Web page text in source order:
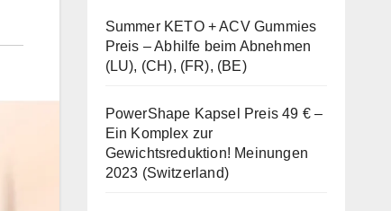
Summer KETO + ACV Gummies
Preis – Abhilfe beim Abnehmen
(LU), (CH), (FR), (BE)
PowerShape Kapsel Preis 49 € –
Ein Komplex zur
Gewichtsreduktion! Meinungen
2023 (Switzerland)